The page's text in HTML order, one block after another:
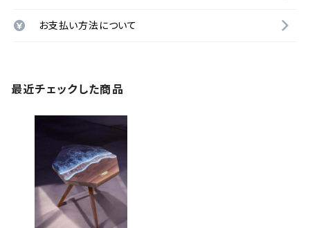
お支払い方法について
最近チェックした商品